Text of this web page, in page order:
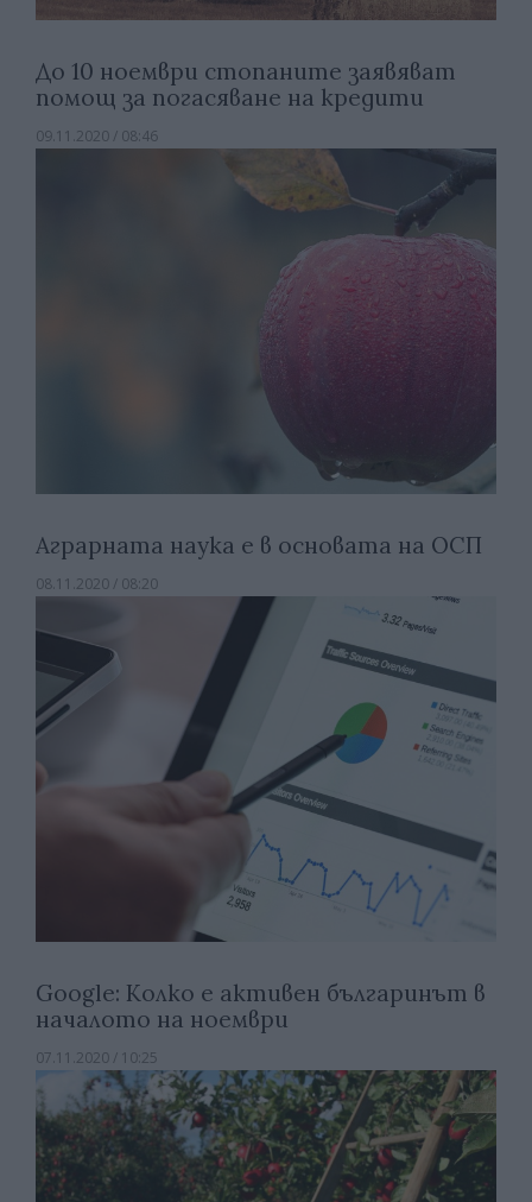
До 10 ноември стопаните заявяват
помощ за погасяване на кредити
09.11.2020 / 08:46
Аграрната наука е в основата на ОСП
08.11.2020 / 08:20
Google: Колко е активен българинът в
началото на ноември
07.11.2020 / 10:25